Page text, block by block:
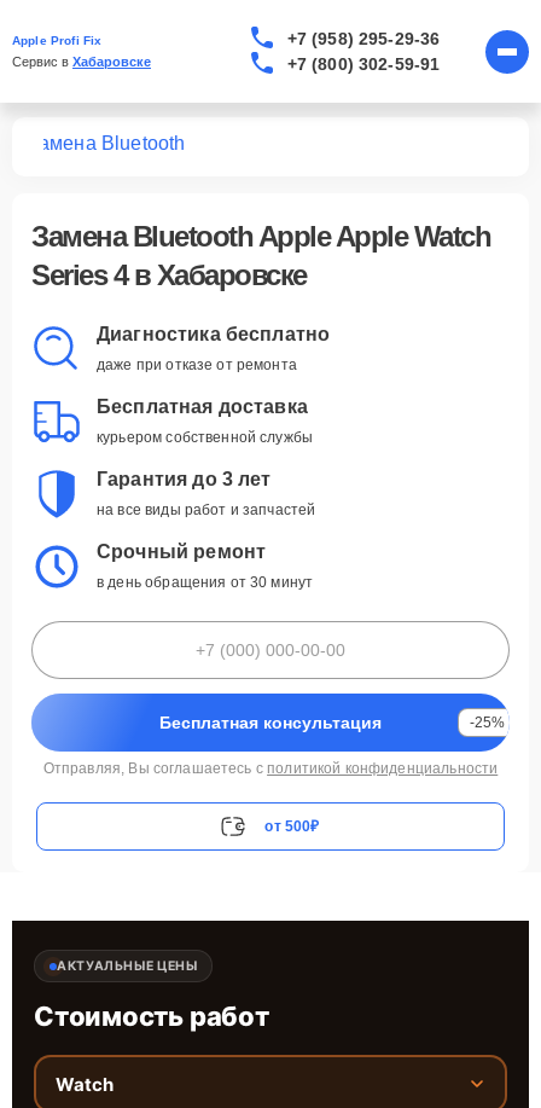
Apple Profi Fix
Сервис в Хабаровске
+7 (958) 295-29-36
+7 (800) 302-59-91
Замена Bluetooth
Замена Bluetooth Apple Apple Watch
Series 4 в Хабаровске
Диагностика бесплатно
даже при отказе от ремонта
Бесплатная доставка
курьером собственной службы
Гарантия до 3 лет
на все виды работ и запчастей
Срочный ремонт
в день обращения от 30 минут
Бесплатная консультация -25%
Отправляя, Вы соглашаетесь с политикой конфиденциальности
от 500₽
АКТУАЛЬНЫЕ ЦЕНЫ
Стоимость работ
Watch